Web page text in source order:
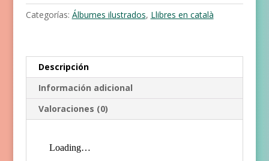
Categorías: Álbumes ilustrados, Llibres en català
Descripción
Información adicional
Valoraciones (0)